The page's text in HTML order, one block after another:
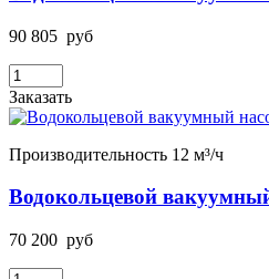
90 805 руб
Заказать
Производительность 12 м³/ч
Водокольцевой
70 200 руб